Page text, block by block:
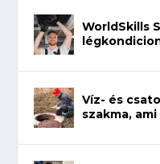
WorldSkills
Víz- és
szakma,